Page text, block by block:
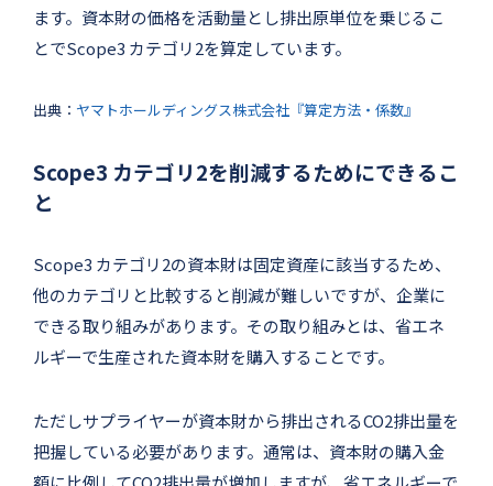
ます。資本財の価格を活動量とし排出原単位を乗じるこ
とでScope3 カテゴリ2を算定しています。
出典： ヤマトホールディングス株式会社『算定方法・係数』
Scope3 カテゴリ2を削減するためにできるこ
と
Scope3 カテゴリ2の資本財は固定資産に該当するため、
他のカテゴリと比較すると削減が難しいですが、企業に
できる取り組みがあります。その取り組みとは、省エネ
ルギーで生産された資本財を購入することです。
ただしサプライヤーが資本財から排出されるCO2排出量を
把握している必要があります。通常は、資本財の購入金